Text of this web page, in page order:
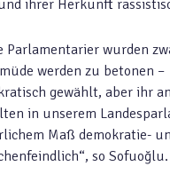
ihrer Herkunft
Parlamentarier wurden
werden zu betonen –
gewählt, aber ihr
in unserem
Maß demokratie-
so Sofuoğlu.